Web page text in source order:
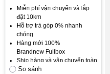
Miễn phí vận chuyển và lắp
đặt 10km
Hỗ trợ trả góp 0% nhanh
chóng
Hàng mới 100%
Brandnew Fullbox
Ship hàng và vận chuyển toàn
quốc
So sánh